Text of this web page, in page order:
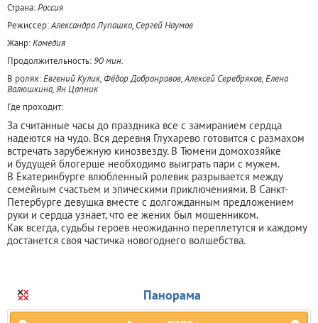
Страна:Россия
Режиссер:Александра Лупашко, Сергей Наумов
Жанр:Комедия
Продолжительность: 90 мин.
В ролях:Евгений Кулик, Фёдор Добронравов, Алексей Серебряков, Елена
Валюшкина, Ян Цапник
Где проходит:
За считанные часы до праздника все с замиранием сердца
надеются на чудо. Вся деревня Глухарево готовится с размахом
встречать зарубежную кинозвезду. В Тюмени домохозяйке
и будущей блогерше необходимо выиграть пари с мужем.
В Екатеринбурге влюбленный ролевик разрывается между
семейным счастьем и эпическими приключениями. В Санкт-
Петербурге девушка вместе с долгожданным предложением
руки и сердца узнает, что ее жених был мошенником.
Как всегда, судьбы героев неожиданно переплетутся и каждому
достанется своя частичка новогоднего волшебства.
Панорама